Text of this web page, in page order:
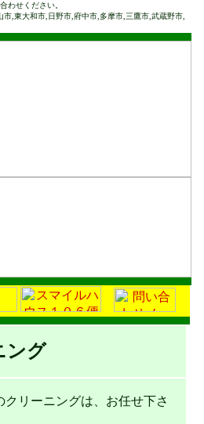
わせください。
,東大和市,日野市,府中市,多摩市,三鷹市,武蔵野市,
ング
リーニングは、お任せ下さ